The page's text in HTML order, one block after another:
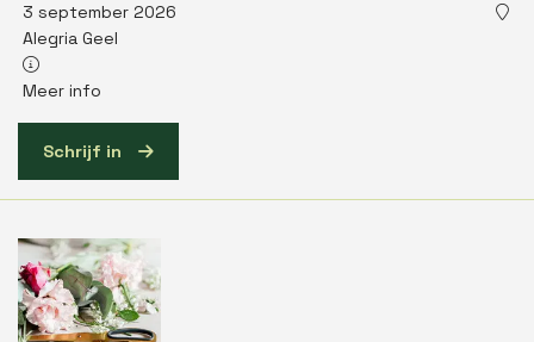
3 september 2026
Alegria Geel
Meer info
Schrijf in